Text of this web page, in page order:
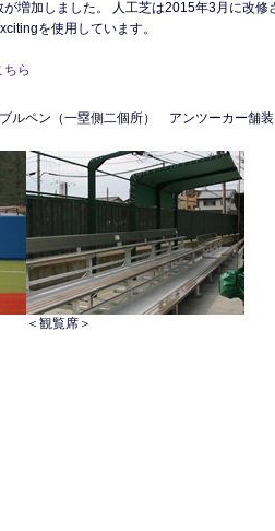
増加しました。 人工芝は2015年3月に改修
を使用しています。
ちら
ルペン（一塁側二個所） アンツーカー舗装
＜観覧席＞